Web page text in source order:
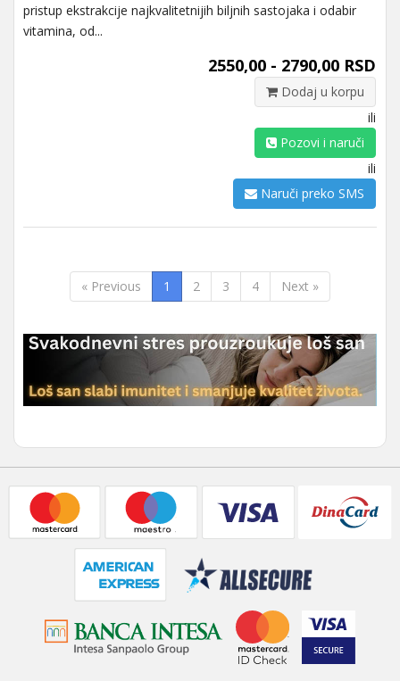
pristup ekstrakcije najkvalitetnijih biljnih sastojaka i odabir
vitamina, od...
2550,00 - 2790,00 RSD
Dodaj u korpu
ili
Pozovi i naruči
ili
Naruči preko SMS
« Previous 1 2 3 4 Next »